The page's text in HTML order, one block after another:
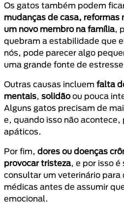
Os gatos também podem
mudanças de casa, reformas
um novo membro na família,
quebram a estabilidade que
nós, pode parecer algo
uma grande fonte de
Outras causas incluem falta
mentais, solidãoou pouca
Alguns gatos precisam de
e, quando isso não acontece,
apáticos.
Por fim, dores ou doenças
provocar tristeza, e por isso
consultar um veterinário para
médicas antes de assumir
emocional.